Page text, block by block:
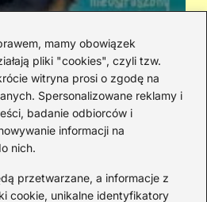
mamy obowiązek
pliki "cookies", czyli tzw.
witryna prosi o zgodę na
Spersonalizowane reklamy i
badanie odbiorców i
informacji na
nich.
przetwarzane, a informacje z
cookie, unikalne identyfikatory
się mną”? IRA
prawda o dwóch
dla rodziców, nauczycieli,